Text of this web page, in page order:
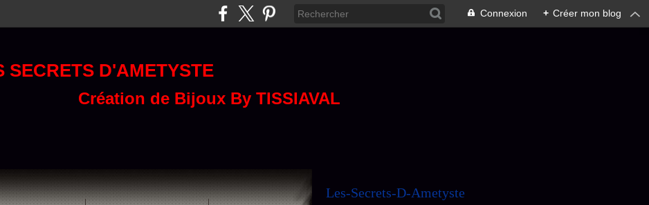
Connexion + Créer mon blog
SECRETS D'AMETYSTE
Création de Bijoux By TISSIAVAL
Les-Secrets-D-Ametyste